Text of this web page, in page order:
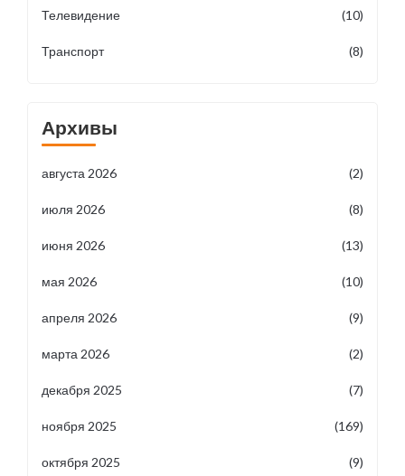
Телевидение (10)
Транспорт (8)
Архивы
августа 2026 (2)
июля 2026 (8)
июня 2026 (13)
мая 2026 (10)
апреля 2026 (9)
марта 2026 (2)
декабря 2025 (7)
ноября 2025 (169)
октября 2025 (9)